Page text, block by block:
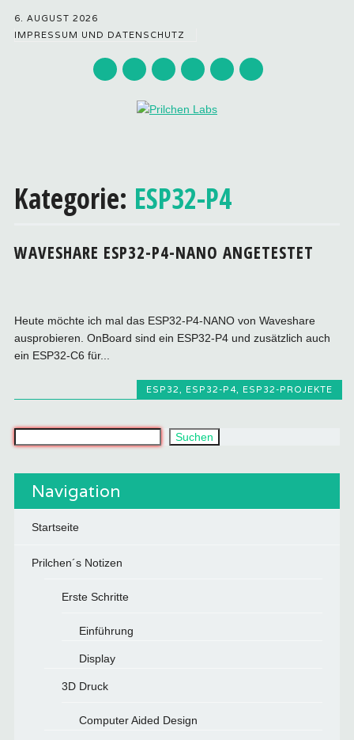
6. AUGUST 2026
IMPRESSUM UND DATENSCHUTZ
springen
Kategorie: ESP32-P4
WAVESHARE ESP32-P4-NANO ANGETESTET
Heute möchte ich mal das ESP32-P4-NANO von Waveshare
ausprobieren. OnBoard sind ein ESP32-P4 und zusätzlich auch
ein ESP32-C6 für...
ESP32, ESP32-P4, ESP32-PROJEKTE
Suchen
Navigation
Startseite
Prilchen´s Notizen
Erste Schritte
Einführung
Display
3D Druck
Computer Aided Design